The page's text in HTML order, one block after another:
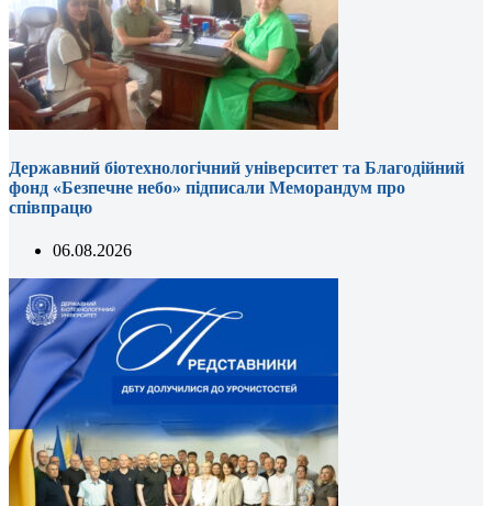
Державний біотехнологічний університет та Благодійний
фонд «Безпечне небо» підписали Меморандум про
співпрацю
06.08.2026